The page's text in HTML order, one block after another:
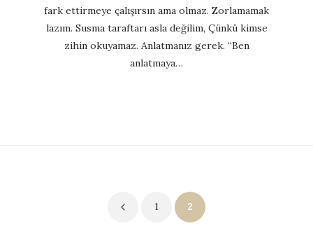
fark ettirmeye çalışırsın ama olmaz. Zorlamamak
lazım. Susma taraftarı asla değilim, Çünkü kimse
zihin okuyamaz. Anlatmanız gerek. “Ben
anlatmaya…
1 2